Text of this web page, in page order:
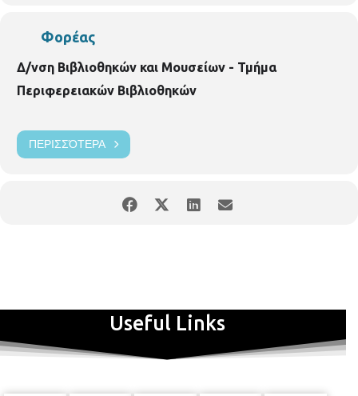
Φορέας
Δ/νση Βιβλιοθηκών και Μουσείων - Τμήμα
Περιφερειακών Βιβλιοθηκών
ΠΕΡΙΣΣΌΤΕΡΑ
Useful Links